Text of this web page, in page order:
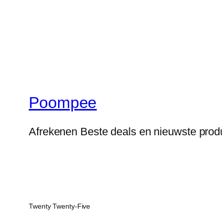
Poompee
Afrekenen Beste deals en nieuwste
Twenty Twenty-Five